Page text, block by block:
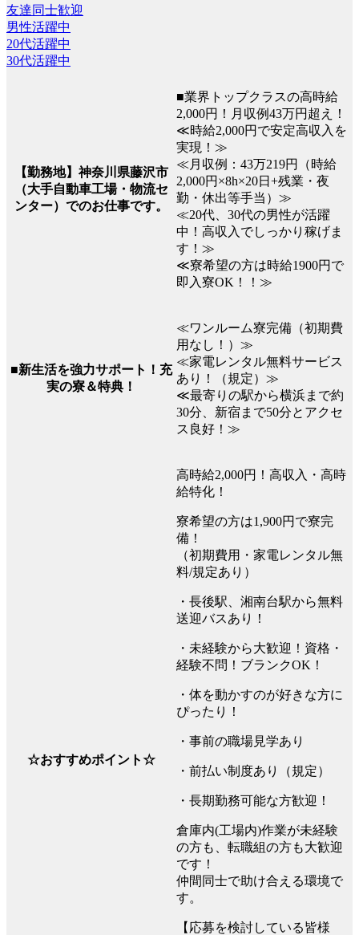
友達同士歓迎
男性活躍中
20代活躍中
30代活躍中
【勤務地】神奈川県藤沢市
（大手自動車工場・物流セ
ンター）でのお仕事です。
■業界トップクラスの高時給
2,000円！月収例43万円超え！
≪時給2,000円で安定高収入を
実現！≫
≪月収例：43万219円（時給
2,000円×8h×20日+残業・夜
勤・休出等手当）≫
≪20代、30代の男性が活躍
中！高収入でしっかり稼げま
す！≫
≪寮希望の方は時給1900円で
即入寮OK！！≫
■新生活を強力サポート！充
実の寮＆特典！
≪ワンルーム寮完備（初期費
用なし！）≫
≪家電レンタル無料サービス
あり！（規定）≫
≪最寄りの駅から横浜まで約
30分、新宿まで50分とアクセ
ス良好！≫
☆おすすめポイント☆
高時給2,000円！高収入・高時
給特化！
寮希望の方は1,900円で寮完
備！
（初期費用・家電レンタル無
料/規定あり）
・長後駅、湘南台駅から無料
送迎バスあり！
・未経験から大歓迎！資格・
経験不問！ブランクOK！
・体を動かすのが好きな方に
ぴったり！
・事前の職場見学あり
・前払い制度あり（規定）
・長期勤務可能な方歓迎！
倉庫内(工場内)作業が未経験
の方も、転職組の方も大歓迎
です！
仲間同士で助け合える環境で
す。
【応募を検討している皆様